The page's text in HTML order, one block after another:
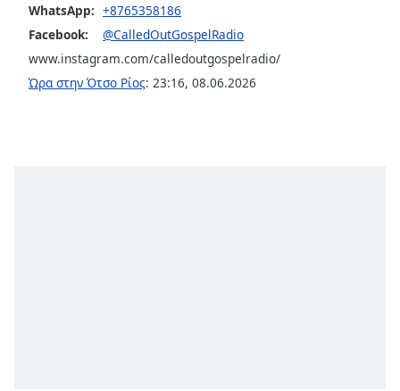
WhatsApp: +8765358186
Facebook:
@CalledOutGospelRadio
www.instagram.com/calledoutgospelradio/
Ώρα στην Ότσο Ρίος: 23:16, 08.06.2026